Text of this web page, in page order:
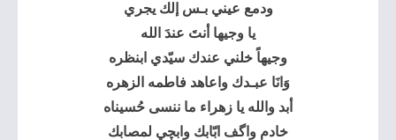
ودمع عيني بـس إلك يجري
يا وجيها أنتَ عندَ الله
وجيهاً خلني عندك سيّدي ابنظره
وَانَا عبـدك واعاهد فاطمه الزهره
أبد والله يا زهراء ما ننسى حُسيناه
خادم واگف ابّابك وابچي لمصابك